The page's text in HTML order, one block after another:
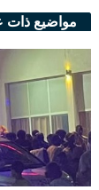
مواضيع ذات